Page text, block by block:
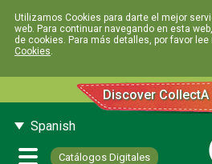
Utilizamos Cookies para darte el mejor
web. Para continuar navegando en esta
de cookies. Para más detalles, por favor lee
Cookies.
Discover CollectA
Spanish
Catálogos Digitales